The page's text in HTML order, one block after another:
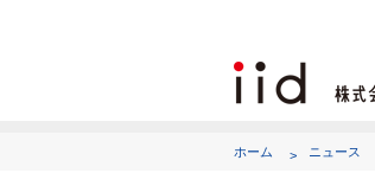
ホーム ニュース